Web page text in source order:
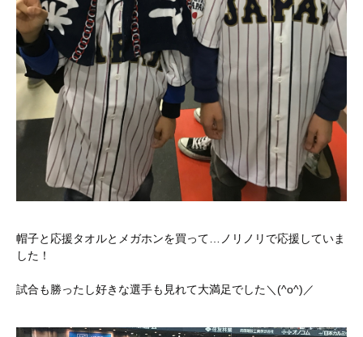
帽子と応援タオルとメガホンを買って…ノリノリで応援していま
した！
試合も勝ったし好きな選手も見れて大満足でした＼(^o^)／